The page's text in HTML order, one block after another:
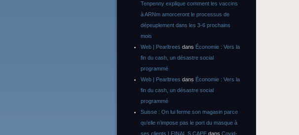
Tenpenny explique comment les vaccins
à ARNm amorceront le processus de
dépeuplement dans les 3-6 prochains
mois
Web | Pearltrees dans Économie : Vers la
fin du cash, un désastre social
programmé
Web | Pearltrees dans Économie : Vers la
fin du cash, un désastre social
programmé
Suisse : On lui ferme son magasin parce
qu’elle n’impose pas le port du masque à
ses clients | FINAL S CAPE dans Covid-